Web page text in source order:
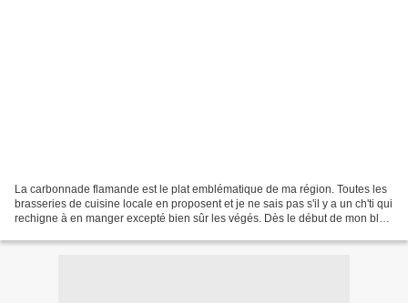
La carbonnade flamande est le plat emblématique de ma région. Toutes les
brasseries de cuisine locale en proposent et je ne sais pas s'il y a un ch'ti qui
rechigne à en manger excepté bien sûr les végés. Dès le début de mon blog